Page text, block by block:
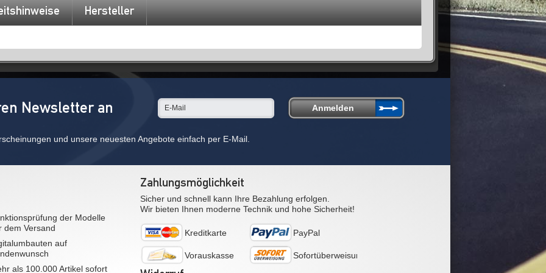
Hersteller
Newsletter an
und unsere neuesten Angebote einfach per E-Mail.
der Modelle
dem Versand
auf
als 100.000 Artikel sofort
Zahlungsmöglichkeit
Sicher und schnell kann Ihre Bezahlung erfolgen.
Wir bieten Ihnen moderne Technik und hohe Sicherheit!
Kreditkarte PayPal
Vorauskasse Sofortüberweisung